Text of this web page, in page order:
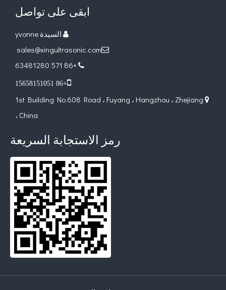
ابقى على تواصل
 السيدة yvonne

sales@xingultrasonic.com

+86 571 63481280

+86 15658151051
 1st Building No.608 Road ، Fuyang ، Hangzhou ، Zhejiang
، China
رمز الاستجابة السريعة